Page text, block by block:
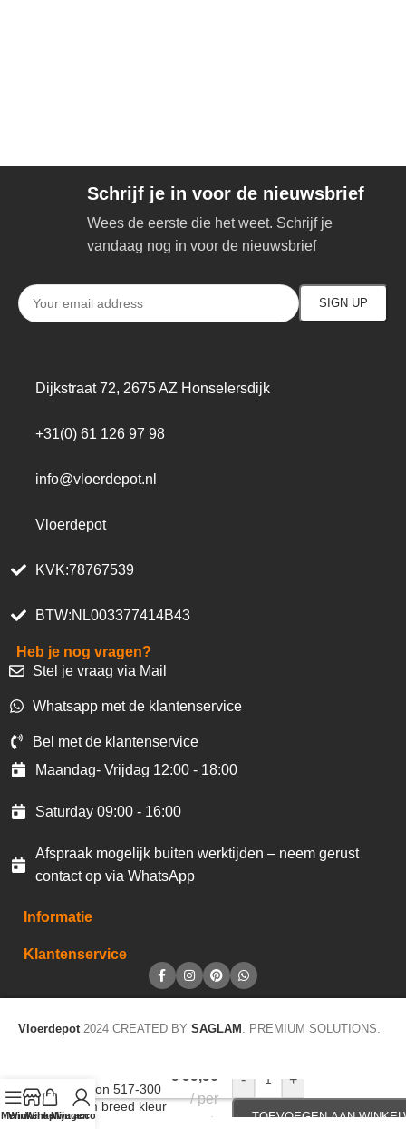
Schrijf je in voor de nieuwsbrief
Wees de eerste die het weet. Schrijf je
vandaag nog in voor de nieuwsbrief
Dijkstraat 72, 2675 AZ Honselersdijk
+31(0) 61 126 97 98
info@vloerdepot.nl
Vloerdepot
KVK:78767539
BTW:NL003377414B43
Heb je nog vragen?
Stel je vraag via Mail
Whatsapp met de klantenservice
Bel met de klantenservice
Maandag- Vrijdag 12:00 - 18:00
Saturday 09:00 - 16:00
Afspraak mogelijk buiten werktijden – neem gerust
contact op via WhatsApp
Informatie
Klantenservice
Vloerdepot 2024 CREATED BY SAGLAM . PREMIUM SOLUTIONS.
Menu
Winkel op
Winkelwagen
Mijn account
Hamilton 517-300
300cm breed kleur
59
€ 99,90
per
mtr
- +
TOEVOEGEN AAN